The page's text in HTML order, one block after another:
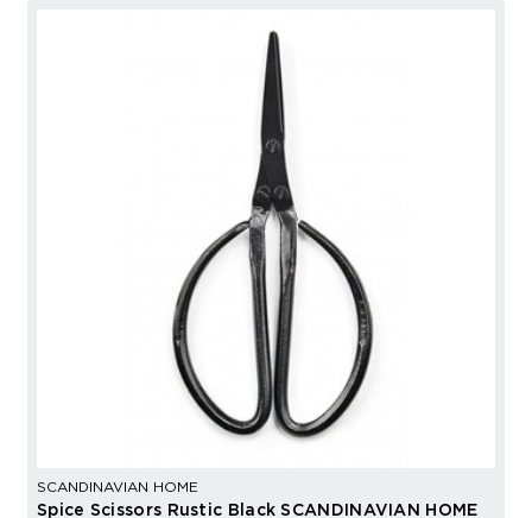
SCANDINAVIAN HOME
Spice Scissors Rustic Black SCANDINAVIAN HOME